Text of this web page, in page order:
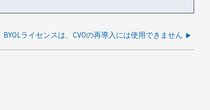
BYOLライセンスは、CVOの再導入には使用できません